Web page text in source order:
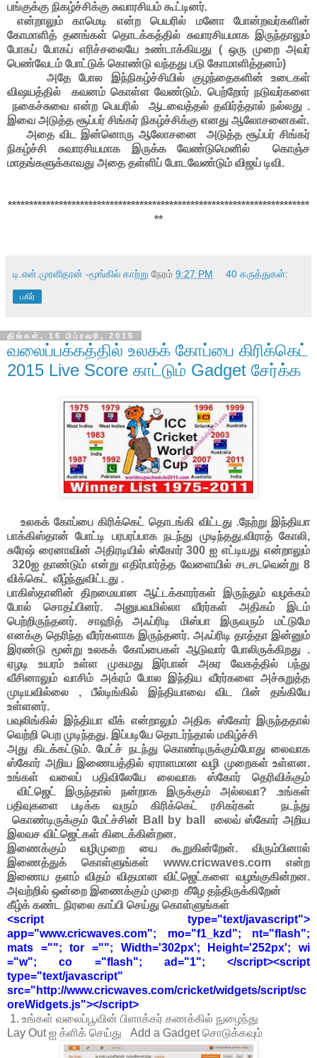
பங்குக்கு நிகழ்ச்சிக்கு சுவாரசியம் கூட்டினர்.
என்றாலும் காமெடி என்ற பெயரில் மனோ போன்றவர்களின்
கோமாளித் தனங்கள் தொடக்கத்தில் சுவாரசியமாக இருந்தாலும்
போகப் போகப் எரிச்சலையே உண்டாக்கியது ( ஒரு முறை அவர்
பெண்வேடம் போட்டுக் கொண்டு வந்தது படு கோமாளித்தனம்)
அதே போல இந்நிகழ்ச்சியில் குழந்தைகளின் உடைகள்
விஷயத்தில் கவனம் கொள்ள வேண்டும். பெற்றோர் நடுவர்களை
நகைச்சுவை என்ற பெயரில் ஆடவைத்தல் தவிர்த்தால் நல்லது .
இவை அடுத்த சூப்பர் சிங்கர் நிகழ்ச்சிக்கு எனது ஆலோசனைகள்.
அதை விட இன்னொரு ஆலோசனை அடுத்த சூப்பர் சிங்கர்
நிகழ்ச்சி சுவாரசியமாக இருக்க வேண்டுமெனில் கொஞ்ச
மாதங்களுக்காவது அதை தள்ளிப் போடவேண்டும் விஜய் டிவி.
***********************************************************************
**
டி.என்.முரளிதரன் -மூங்கில் காற்று நேரம் 9:27 PM 40 கருத்துகள்:
பகிர்
திங்கள், 16 பிப்ரவரி, 2015
வலைப்பக்கத்தில் உலகக் கோப்பை கிரிக்கெட்
2015 Live Score காட்டும் Gadget சேர்க்க
உலகக் கோப்பை கிரிக்கெட் தொடங்கி விட்டது .நேற்று இந்தியா
பாக்கிஸ்தான் போட்டி பரபரப்பாக நடந்து முடிந்தது.விராத் கோலி,
சுரேஷ் ரைனாவின் அதிரடியில் ஸ்கோர் 300 ஐ எட்டியது என்றாலும்
320ஐ தாண்டும் என்று எதிர்பார்த்த வேளையில் சடசடவென்று 8
விக்கெட் வீழ்ந்துவிட்டது .
பாகிஸ்தானின் திறமையான ஆட்டக்காரர்கள் இருந்தும் வழக்கம்
போல் சொதப்பினர். அனுபவமில்லா வீரர்கள் அதிகம் இடம்
பெற்றிருந்தனர். சாஹித் அஃப்ரிடி மிஸ்பா இருவரும் மட்டுமே
எனக்கு தெரிந்த வீரர்களாக இருந்தனர். அஃப்ரிடி தாத்தா இன்னும்
இரண்டு மூன்று உலகக் கோப்பைகள் ஆடுவார் போலிருக்கிறது .
ஏழடி உயரம் உள்ள முகமது இர்பான் அசுர வேகத்தில் பந்து
வீசினாலும் வாசிம் அக்ரம் போல இந்திய வீரர்களை அச்சுறுத்த
முடியவில்லை , பீல்டிங்கில் இந்தியாவை விட பின் தங்கியே
உள்ளனர்.
பவுலிங்கில் இந்தியா வீக் என்றாலும் அதிக ஸ்கோர் இருந்ததால்
வெற்றி பெற முடிந்தது. இப்படியே தொடர்ந்தால் மகிழ்ச்சி
அது கிடக்கட்டும். மேட்ச் நடந்து கொண்டிருக்கும்போது லைவாக
ஸ்கோர் அறிய இணையத்தில் ஏராளமான வழி முறைகள் உள்ளன.
உங்கள் வலைப் பதிவிலேயே லைவாக ஸ்கோர் தெரிவிக்கும்
விட்ஜெட் இருந்தால் நன்றாக இருக்கும் அல்லவா? .உங்கள்
பதிவுகளை படிக்க வரும் கிரிக்கெட் ரசிகர்கள் நடந்து
கொண்டிருக்கும் மேட்ச்சின் Ball by ball லைவ் ஸ்கோர் அறிய
இலவச விட்ஜெட்கள் கிடைக்கின்றன.
இணைக்கும் வழிமுறை யை கூறுகின்றேன். விரும்பினால்
இணைத்துக் கொள்ளுங்கள் www.cricwaves.com என்ற
இணைய தளம் விதம் விதமான விட்ஜெட்களை வழங்குகின்றன.
அவற்றில் ஒன்றை இணைக்கும் முறை கீழே தந்திருக்கிறேன்
கீழ்க் கண்ட நிரலை காப்பி செய்து கொள்ளுங்கள்
<script type="text/javascript">
app="www.cricwaves.com"; mo="f1_kzd"; nt="flash";
mats =""; tor =""; Width='302px'; Height='252px'; wi
="w"; co ="flash"; ad="1"; </script><script
type="text/javascript"
src="http://www.cricwaves.com/cricket/widgets/script/sc
oreWidgets.js"></script>
1. உங்கள் வலைப்பூவின் பிளாக்கர் கணக்கில் நுழைந்து
Lay Out ஐ க்ளிக் செய்து Add a Gadget சொடுக்கவும்